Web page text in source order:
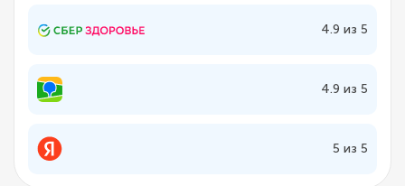
4.9 из 5
4.9 из 5
5 из 5